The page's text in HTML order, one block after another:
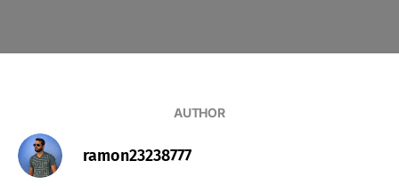
AUTHOR
ramon23238777